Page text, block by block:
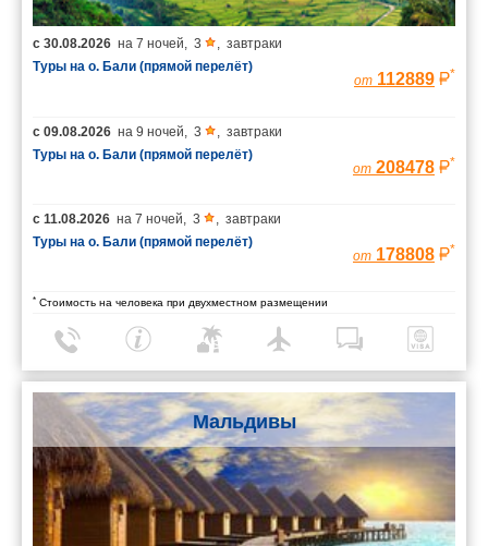
с 30.08.2026 на 7 ночей, 3 , завтраки
Туры на о. Бали (прямой перелёт)
от 112889 *
с 09.08.2026 на 9 ночей, 3 , завтраки
Туры на о. Бали (прямой перелёт)
от 208478 *
с 11.08.2026 на 7 ночей, 3 , завтраки
Туры на о. Бали (прямой перелёт)
от 178808 *
* Стоимость на человека при двухместном размещении
Мальдивы